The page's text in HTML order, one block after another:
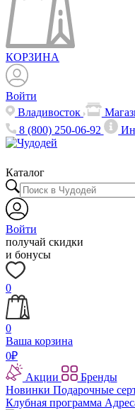
КОРЗИНА
Войти
Владивосток
8 (800) 250-06-92
Каталог
Войти
получай скидки
и бонусы
0
0
Ваша корзина
0₽
Акции
Бренды
Новинки Подарочные
Клубная программа